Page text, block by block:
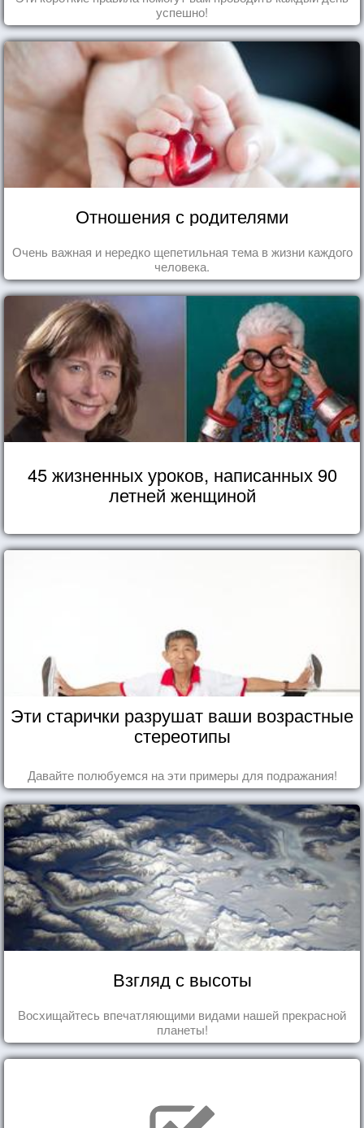
успешно!
Отношения с родителями
Очень важная и нередко щепетильная тема в жизни каждого
человека.
45 жизненных уроков, написанных 90
летней женщиной
Эти старички разрушат ваши возрастные
стереотипы
Давайте полюбуемся на эти примеры для подражания!
Взгляд с высоты
Восхищайтесь впечатляющими видами нашей прекрасной
планеты!